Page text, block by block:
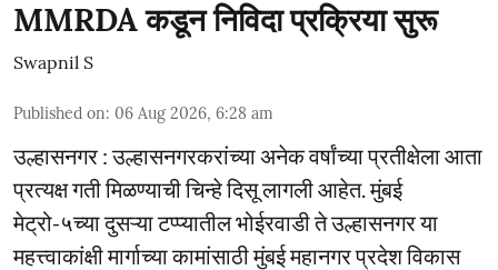
MMRDA कडून निविदा प्रक्रिया सुरू
Swapnil S
Published on: 06 Aug 2026, 6:28 am
उल्हासनगर : उल्हासनगरकरांच्या अनेक वर्षांच्या प्रतीक्षेला आता
प्रत्यक्ष गती मिळण्याची चिन्हे दिसू लागली आहेत. मुंबई
मेट्रो-५च्या दुसऱ्या टप्प्यातील भोईरवाडी ते उल्हासनगर या
महत्त्वाकांक्षी मार्गाच्या कामांसाठी मुंबई महानगर प्रदेश विकास